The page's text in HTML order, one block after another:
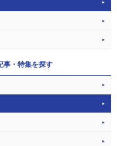
事・特集を探す